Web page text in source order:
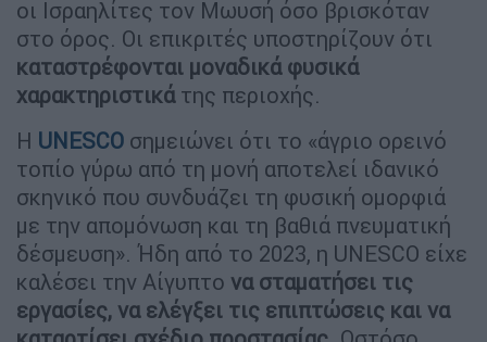
οι Ισραηλίτες τον Μωυσή όσο βρισκόταν
στο όρος. Οι επικριτές υποστηρίζουν ότι
καταστρέφονται μοναδικά φυσικά
χαρακτηριστικάτης περιοχής.
Η UNESCO σημειώνει ότι το «άγριο ορεινό
τοπίο γύρω από τη μονή αποτελεί ιδανικό
σκηνικό που συνδυάζει τη φυσική ομορφιά
με την απομόνωση και τη βαθιά πνευματική
δέσμευση». Ήδη από το 2023, η UNESCO είχε
καλέσει την Αίγυπτο να σταματήσει τις
εργασίες, να ελέγξει τις επιπτώσεις και να